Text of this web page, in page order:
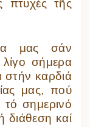
πτυχές τῆς
μας σάν
σήμερα
στήν καρδιά
μας, πού
τό σημερινό
διάθεση καί